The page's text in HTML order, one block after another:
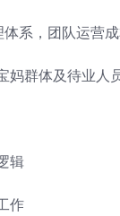
系，团队运营
妈群体及待业人
辑
作